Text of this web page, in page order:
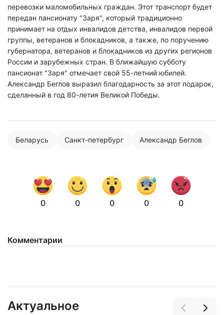
перевозки маломобильных граждан. Этот транспорт будет
передан пансионату "Заря", который традиционно
принимает на отдых инвалидов детства, инвалидов первой
группы, ветеранов и блокадников, а также, по поручению
губернатора, ветеранов и блокадников из других регионов
России и зарубежных стран. В ближайшую субботу
пансионат "Заря" отмечает свой 55-летний юбилей.
Александр Беглов выразил благодарность за этот подарок,
сделанный в год 80-летия Великой Победы.
Беларусь Санкт-петербург Александр Беглов
0 0 0 0 0
Комментарии
Актуальное
Нажимая на кнопку "Отправить" вы
соглашаетесь сполитикой конфиденциальности